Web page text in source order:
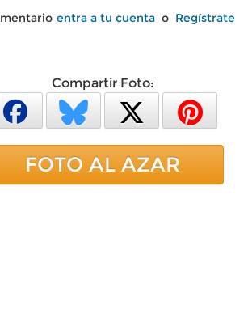
entra a tu cuenta o Regístrate
Compartir Foto:
FOTO AL AZAR